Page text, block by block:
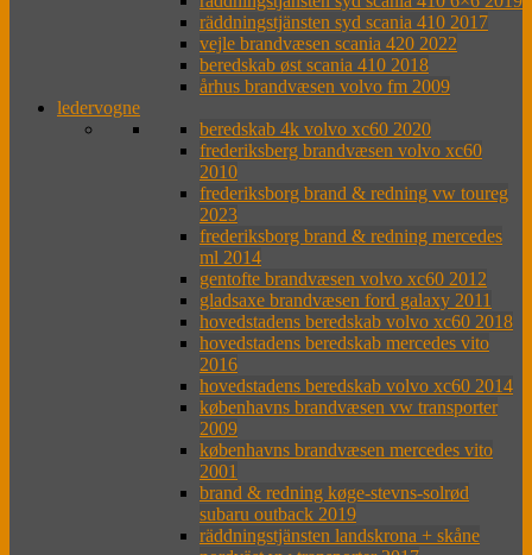
räddningstjänsten syd scania 410 2017
vejle brandvæsen scania 420 2022
beredskab øst scania 410 2018
århus brandvæsen volvo fm 2009
ledervogne
beredskab 4k volvo xc60 2020
frederiksberg brandvæsen volvo xc60
2010
frederiksborg brand & redning vw toureg
2023
frederiksborg brand & redning mercedes
ml 2014
gentofte brandvæsen volvo xc60 2012
gladsaxe brandvæsen ford galaxy 2011
hovedstadens beredskab volvo xc60 2018
hovedstadens beredskab mercedes vito
2016
hovedstadens beredskab volvo xc60 2014
københavns brandvæsen vw transporter
2009
københavns brandvæsen mercedes vito
2001
brand & redning køge-stevns-solrød
subaru outback 2019
räddningstjänsten landskrona + skåne